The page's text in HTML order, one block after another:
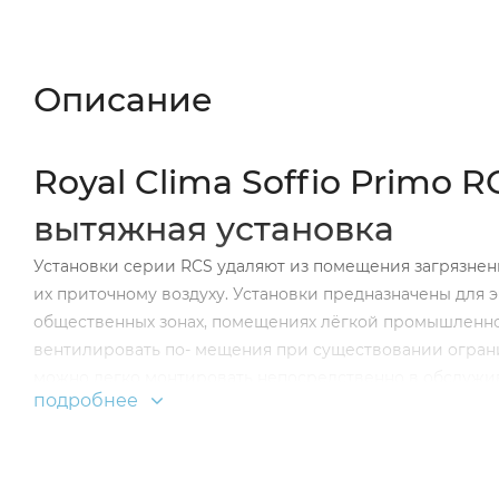
Описание
Royal Clima Soffio Primo
вытяжная установка
Установки серии RCS удаляют из помещения
их приточному воздуху. Установки предназначены
общественных зонах, помещениях лёгкой
вентилировать по- мещения при существовании
вытяжным вентиляторами, приточным и вытяжным
подробнее